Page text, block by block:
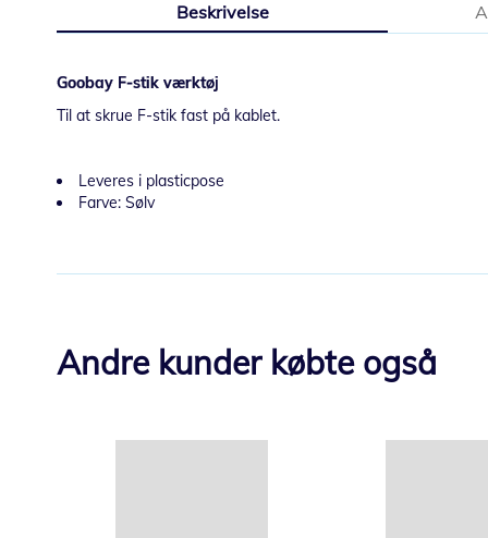
af
Beskrivelse
Goobay F-stik værktøj
Til at skrue F-stik fast på kablet.
Leveres i plasticpose
Farve: Sølv
Andre kunder købte også